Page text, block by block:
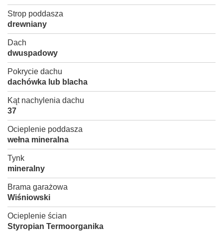
Strop poddasza
drewniany
Dach
dwuspadowy
Pokrycie dachu
dachówka lub blacha
Kąt nachylenia dachu
37
Ocieplenie poddasza
wełna mineralna
Tynk
mineralny
Brama garażowa
Wiśniowski
Ocieplenie ścian
Styropian Termoorganika